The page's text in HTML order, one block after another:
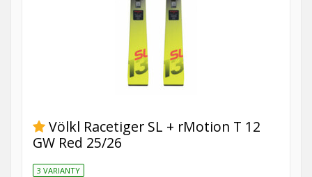
Völkl Racetiger SL + rMotion T 12
GW Red 25/26
3 VARIANTY